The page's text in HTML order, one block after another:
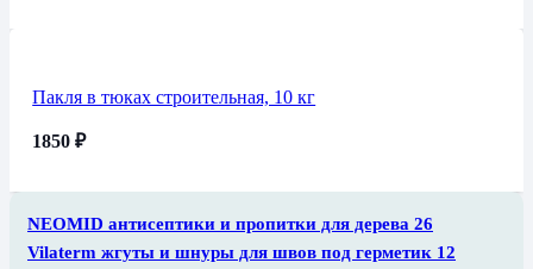
Пакля в тюках строительная, 10 кг
1850₽
NEOMID антисептики и пропитки для дерева 26
Vilaterm жгуты и шнуры для швов под герметик 12